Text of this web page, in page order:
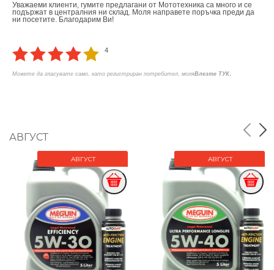
Уважаеми клиенти, гумите предлагани от Мототехника са много и се
подържат в централния ни склад. Моля направете поръчка преди да
ни посетите. Благодарим Ви!
4
Можете да гласувате само, като регистриран потребител, моляВлезте ТУК
АВГУСТ
АВГУСТ АВГУСТ